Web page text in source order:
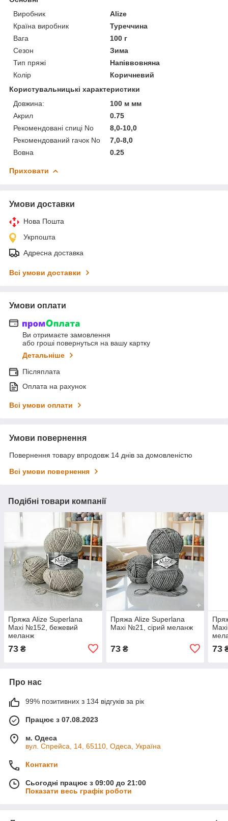
Виробник
Alize
Країна виробник
Туреччина
Вага
100 г
Сезон
Зима
Тип пряжі
Напіввовняна
Колір
Коричневий
Користувальницькі характеристики
Довжина:
100 м мм
Акрил
0.75
Рекомендовані спиці No
8,0-10,0
Рекомендований гачок No
7,0-8,0
Вовна
0.25
Приховати
Умови доставки
Нова Пошта
Укрпошта
Адресна доставка
Всі умови доставки
Умови оплати
Ви отримаєте замовлення
або гроші повернуться на вашу картку
Детальніше
Післяплата
Оплата на рахунок
Всі умови оплати
Умови повернення
Повернення товару впродовж 14 днів за домовленістю
Всі умови повернення
Подібні товари компанії
Пряжа Alize Superlana
Maxi №152, бежевий
меланж
73 ₴
Пряжа Alize Superlana
Maxi №21, сірий меланж
73₴ 73
Про нас
99% позитивних з 134 відгуків за рік
Працює з 07.08.2023
м. Одеса
вул. Спрейса, 14, 65110, Одеса, Україна
Контакти
Сьогодні працює з 09:00 до 21:00
Показати весь графік роботи